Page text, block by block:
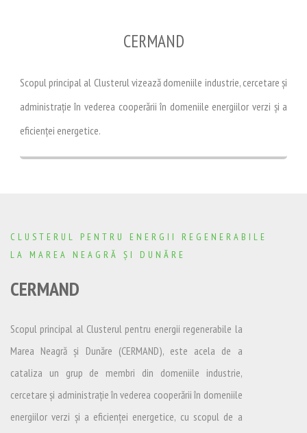
CERMAND
Scopul principal al Clusterul vizează domeniile industrie, cercetare și
administrație în vederea cooperării în domeniile energiilor verzi și a
eficienței energetice.
CLUSTERUL PENTRU ENERGII REGENERABILE
LA MAREA NEAGRĂ ȘI DUNĂRE
CERMAND
Scopul principal al Clusterul pentru energii regenerabile la
Marea Neagră și Dunăre (CERMAND), este acela de a
cataliza un grup de membri din domeniile industrie,
cercetare și administrație în vederea cooperării în domeniile
energiilor verzi și a eficienței energetice, cu scopul de a